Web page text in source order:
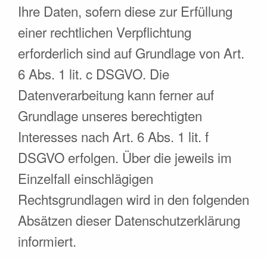
Ihre Daten, sofern diese zur Erfüllung
einer rechtlichen Verpflichtung
erforderlich sind auf Grundlage von Art.
6 Abs. 1 lit. c DSGVO. Die
Datenverarbeitung kann ferner auf
Grundlage unseres berechtigten
Interesses nach Art. 6 Abs. 1 lit. f
DSGVO erfolgen. Über die jeweils im
Einzelfall einschlägigen
Rechtsgrundlagen wird in den folgenden
Absätzen dieser Datenschutzerklärung
informiert.